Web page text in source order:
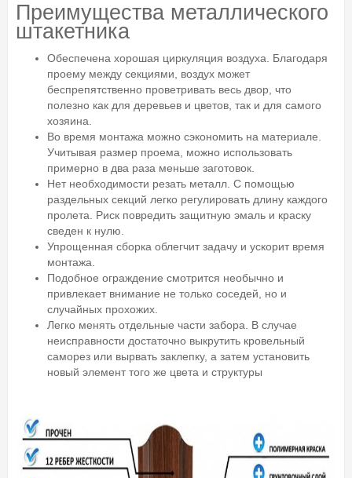
Преимущества металлического
штакетника
Обеспечена хорошая циркуляция воздуха. Благодаря
проему между секциями, воздух может
беспрепятственно проветривать весь двор, что
полезно как для деревьев и цветов, так и для самого
хозяина.
Во время монтажа можно сэкономить на материале.
Учитывая размер проема, можно использовать
примерно в два раза меньше заготовок.
Нет необходимости резать металл. С помощью
раздельных секций легко регулировать длину каждого
пролета. Риск повредить защитную эмаль и краску
сведен к нулю.
Упрощенная сборка облегчит задачу и ускорит время
монтажа.
Подобное ограждение смотрится необычно и
привлекает внимание не только соседей, но и
случайных прохожих.
Легко менять отдельные части забора. В случае
неисправности достаточно выкрутить кровельный
саморез или вырвать заклепку, а затем установить
новый элемент того же цвета и структуры